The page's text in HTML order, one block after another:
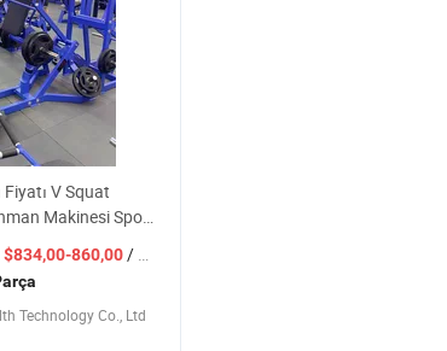
V Squat
Makinesi Spor
$834,00-860,00/ Parça
Technology Co., Ltd